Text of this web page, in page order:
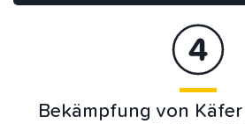
Bekämpfung von